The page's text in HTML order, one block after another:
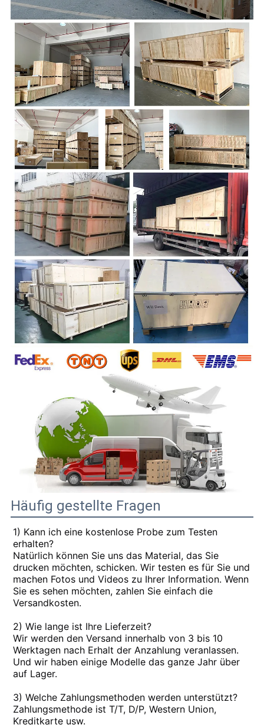
Häufig gestellte Fragen
1) Kann ich eine kostenlose Probe zum Testen
erhalten?
Natürlich können Sie uns das Material, das Sie
drucken möchten, schicken. Wir testen es für Sie und
machen Fotos und Videos zu Ihrer Information. Wenn
Sie es sehen möchten, zahlen Sie einfach die
Versandkosten.
2) Wie lange ist Ihre Lieferzeit?
Wir werden den Versand innerhalb von 3 bis 10
Werktagen nach Erhalt der Anzahlung veranlassen.
Und wir haben einige Modelle das ganze Jahr über
auf Lager.
3) Welche Zahlungsmethoden werden unterstützt?
Zahlungsmethode ist T/T, D/P, Western Union,
Kreditkarte usw.